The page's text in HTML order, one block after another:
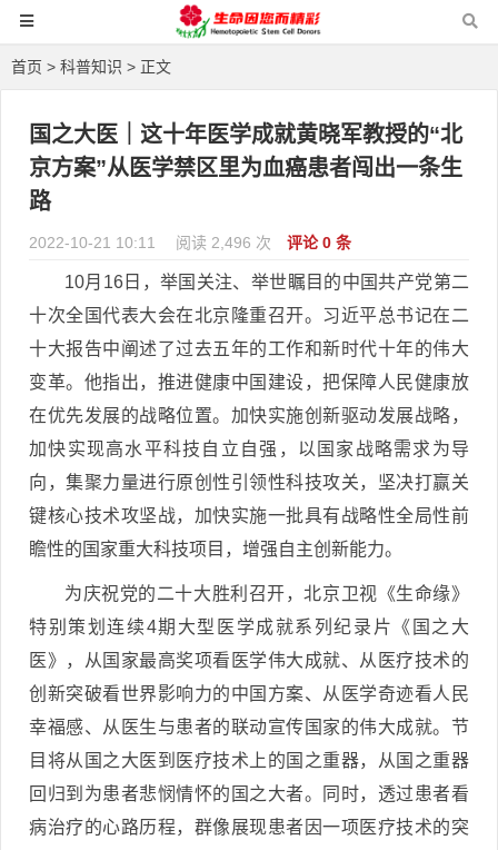
首页 > 科普知识 > 正文
国之大医｜这十年医学成就黄晓军教授的“北
京方案”从医学禁区里为血癌患者闯出一条生
路
2022-10-21 10:11 阅读 2,496 次 评论 0 条
10月16日，举国关注、举世瞩目的中国共产党第二
十次全国代表大会在北京隆重召开。习近平总书记在二
十大报告中阐述了过去五年的工作和新时代十年的伟大
变革。他指出，推进健康中国建设，把保障人民健康放
在优先发展的战略位置。加快实施创新驱动发展战略，
加快实现高水平科技自立自强，以国家战略需求为导
向，集聚力量进行原创性引领性科技攻关，坚决打赢关
键核心技术攻坚战，加快实施一批具有战略性全局性前
瞻性的国家重大科技项目，增强自主创新能力。
为庆祝党的二十大胜利召开，北京卫视《生命缘》
特别策划连续4期大型医学成就系列纪录片《国之大
医》，从国家最高奖项看医学伟大成就、从医疗技术的
创新突破看世界影响力的中国方案、从医学奇迹看人民
幸福感、从医生与患者的联动宣传国家的伟大成就。节
目将从国之大医到医疗技术上的国之重器，从国之重器
回归到为患者悲悯情怀的国之大者。同时，透过患者看
病治疗的心路历程，群像展现患者因一项医疗技术的突